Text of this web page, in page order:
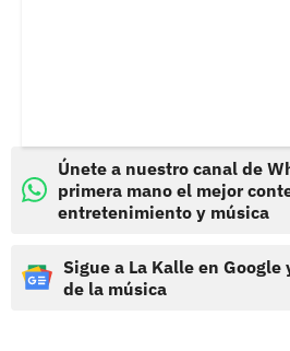
Únete a nuestro canal de
primera mano el mejor
entretenimiento y música
Sigue a La Kalle en
de la música